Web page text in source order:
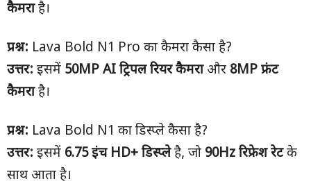
कैमराहै।
प्रश्न: Lava Bold N1 Pro का कैमरा कैसा है?
उत्तर: इसमें 50MP AI ट्रिपल रियर कैमराऔर 8MP फ्रंट
कैमराहै।
प्रश्न: Lava Bold N1 का डिस्प्ले कैसा है?
उत्तर: इसमें 6.75इंच HD+ डिस्प्लेहै, जो 90Hz रिफ्रेश रेटके
साथ आता है।